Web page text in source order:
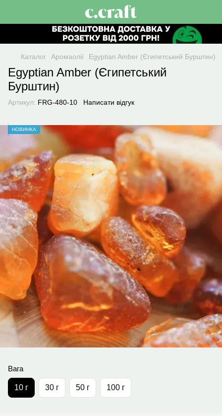
Каталог Аромаолії Egyptian Amber (Єгипетський Бурштин)
Egyptian Amber (Єгипетський
Бурштин)
Артикул: FRG-480-10 Написати відгук
НОВИНКА
Вага
10 г 30 г 50 г 100 г